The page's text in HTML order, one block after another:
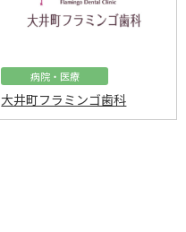
病院・医療
大井町フラミンゴ歯科